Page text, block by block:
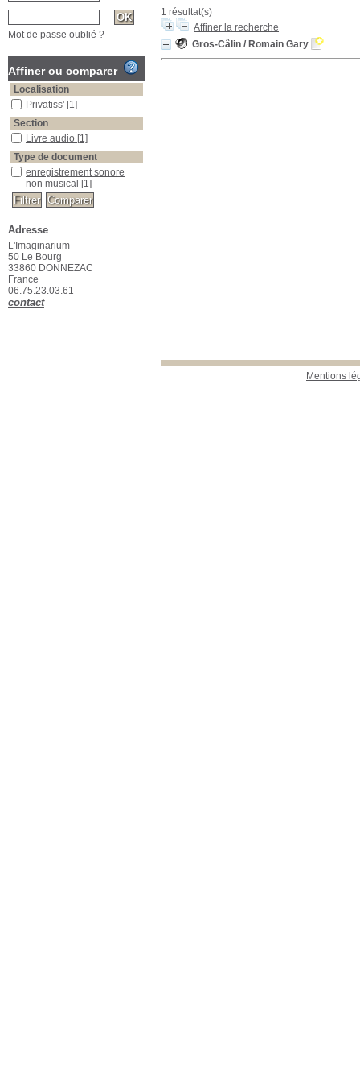
1 résultat(s)
Affiner la recherche
Gros-Câlin / Romain Gary
Mentions
Mot de passe oublié ?
Affiner ou comparer
Localisation
Privatiss' [1]
Section
Livre audio [1]
Type de document
enregistrement sonore
non musical [1]
Adresse
L'Imaginarium
50 Le Bourg
33860 DONNEZAC
France
06.75.23.03.61
contact